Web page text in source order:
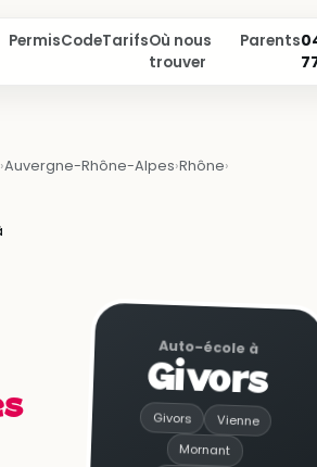
PermisCodeTarifsOù nous
trouver
Parents
›Auvergne-Rhône-Alpes›Rhône›
Auto-école à
Givors
Givors Vienne
Mornant